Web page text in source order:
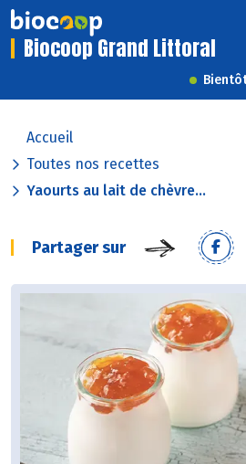
Biocoop Grand Littoral
Accueil
Toutes nos recettes
Yaourts au lait de chèvre...
Partager sur